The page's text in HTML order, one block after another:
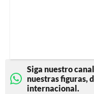
Siga nuestro
nuestras figuras,
internacional.